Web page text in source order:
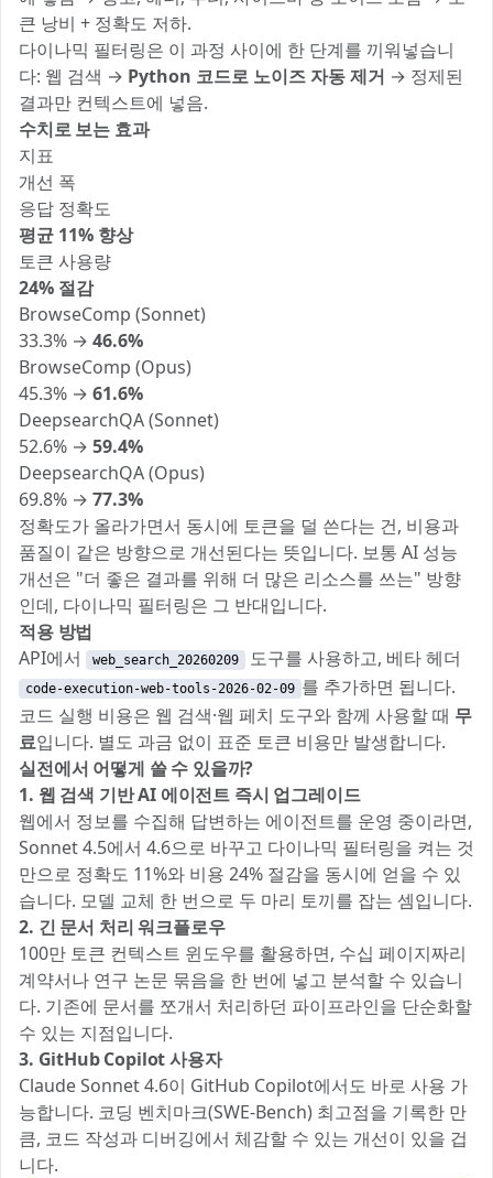
큰 낭비 + 정확도 저하.
다이나믹 필터링은 이 과정 사이에 한 단계를 끼워넣습니
다: 웹 검색 → Python 코드로 노이즈 자동 제거 → 정제된
결과만 컨텍스트에 넣음.
수치로 보는 효과
지표
개선 폭
응답 정확도
평균 11% 향상
토큰 사용량
24% 절감
BrowseComp (Sonnet)
33.3% → 46.6%
BrowseComp (Opus)
45.3% → 61.6%
DeepsearchQA (Sonnet)
52.6% → 59.4%
DeepsearchQA (Opus)
69.8% → 77.3%
정확도가 올라가면서 동시에 토큰을 덜 쓴다는 건, 비용과
품질이 같은 방향으로 개선된다는 뜻입니다. 보통 AI 성능
개선은 "더 좋은 결과를 위해 더 많은 리소스를 쓰는" 방향
인데, 다이나믹 필터링은 그 반대입니다.
적용 방법
API에서
web_search_20260209 도구를 사용하고, 베타 헤더
code-execution-web-tools-2026-02-09 를 추가하면 됩니다.
코드 실행 비용은 웹 검색·웹 페치 도구와 함께 사용할 때 무
료입니다. 별도 과금 없이 표준 토큰 비용만 발생합니다.
실전에서 어떻게 쓸 수 있을까?
1. 웹 검색 기반 AI 에이전트 즉시 업그레이드
웹에서 정보를 수집해 답변하는 에이전트를 운영 중이라면,
Sonnet 4.5에서 4.6으로 바꾸고 다이나믹 필터링을 켜는 것
만으로 정확도 11%와 비용 24% 절감을 동시에 얻을 수 있
습니다. 모델 교체 한 번으로 두 마리 토끼를 잡는 셈입니다.
2. 긴 문서 처리 워크플로우
100만 토큰 컨텍스트 윈도우를 활용하면, 수십 페이지짜리
계약서나 연구 논문 묶음을 한 번에 넣고 분석할 수 있습니
다. 기존에 문서를 쪼개서 처리하던 파이프라인을 단순화할
수 있는 지점입니다.
3. GitHub Copilot 사용자
Claude Sonnet 4.6이 GitHub Copilot에서도 바로 사용 가
능합니다. 코딩 벤치마크(SWE-Bench) 최고점을 기록한 만
큼, 코드 작성과 디버깅에서 체감할 수 있는 개선이 있을 겁
니다.